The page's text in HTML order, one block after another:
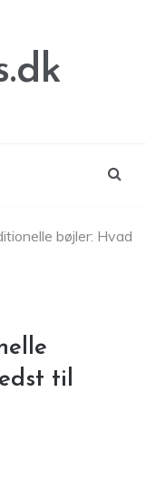
bøjler: Hvad
til